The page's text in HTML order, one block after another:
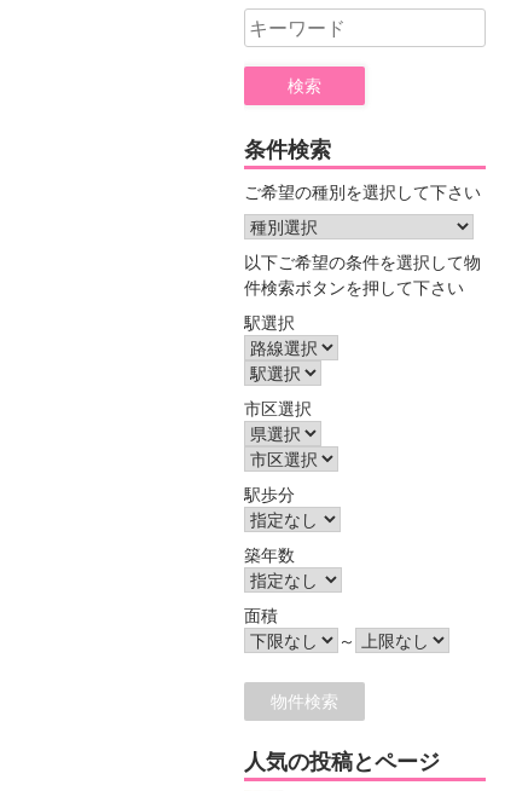
Search
for:
条件検索
ご希望の種別を選択して下さい
以下ご希望の条件を選択して物
件検索ボタンを押して下さい
駅選択
市区選択
駅歩分
築年数
面積
～
人気の投稿とページ